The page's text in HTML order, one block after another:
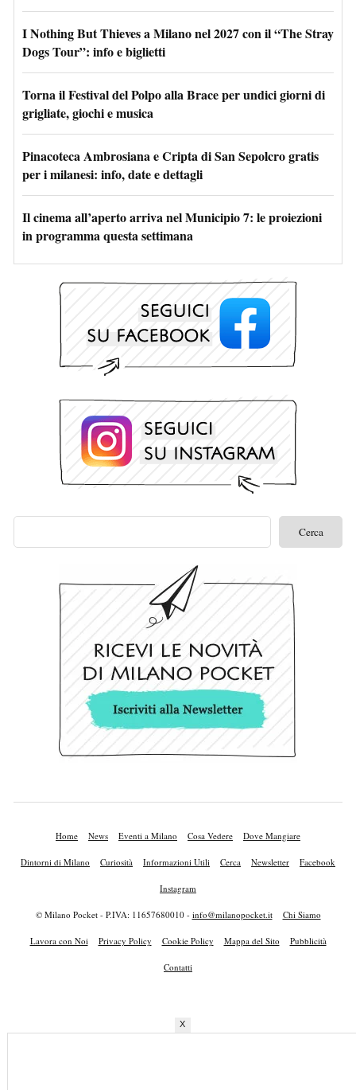
I Nothing But Thieves a Milano nel 2027 con il “The Stray
Dogs Tour”: info e biglietti
Torna il Festival del Polpo alla Brace per undici giorni di
grigliate, giochi e musica
Pinacoteca Ambrosiana e Cripta di San Sepolcro gratis
per i milanesi: info, date e dettagli
Il cinema all’aperto arriva nel Municipio 7: le proiezioni
in programma questa settimana
Home News Eventi a Milano Cosa Vedere Dove Mangiare
Dintorni di Milano Curiosità Informazioni Utili Cerca Newsletter Facebook
Instagram
© Milano Pocket - P.IVA: 11657680010 - info@milanopocket.it Chi Siamo
Lavora con Noi Privacy Policy Cookie Policy Mappa del Sito Pubblicità
Contatti
X